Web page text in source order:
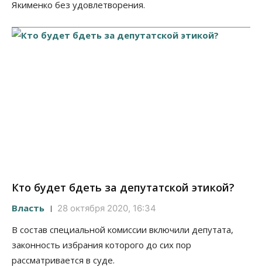
Якименко без удовлетворения.
Кто будет бдеть за депутатской этикой?
Власть 28 октября 2020, 16:34
В состав специальной комиссии включили депутата,
законность избрания которого до сих пор
рассматривается в суде.